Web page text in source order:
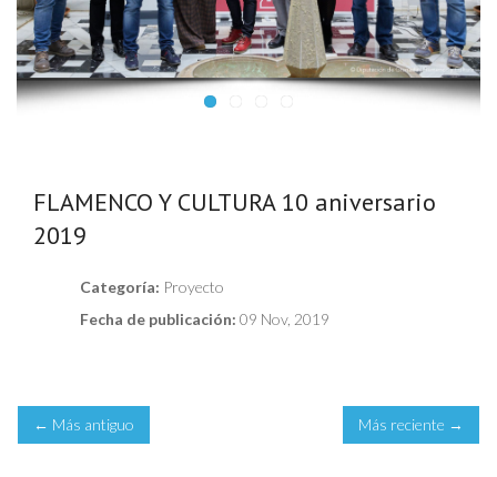
FLAMENCO Y CULTURA 10 aniversario
2019
Categoría: Proyecto
Fecha de publicación: 09 Nov, 2019
← Más antiguo Más reciente →